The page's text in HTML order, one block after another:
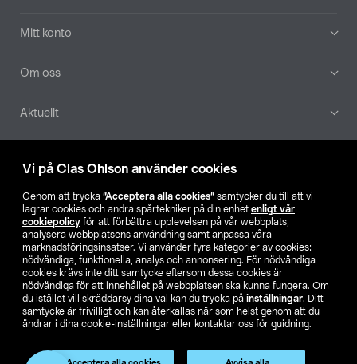
Vi på Clas Ohlson använder cookies
Genom att trycka ”Acceptera alla cookies” samtycker du till att vi
lagrar cookies och andra spårtekniker på din enhet enligt vår
cookiepolicy för att förbättra upplevelsen på vår webbplats,
analysera webbplatsens användning samt anpassa våra
marknadsföringsinsatser. Vi använder fyra kategorier av cookies:
nödvändiga, funktionella, analys och annonsering. För nödvändiga
cookies krävs inte ditt samtycke eftersom dessa cookies är
nödvändiga för att innehållet på webbplatsen ska kunna fungera. Om
du istället vill skräddarsy dina val kan du trycka på inställningar. Ditt
samtycke är frivilligt och kan återkallas när som helst genom att du
ändrar i dina cookie-inställningar eller kontaktar oss för guidning.
Produkten har utgått
Mitt konto
Om oss
Aktuellt
Hitta butik
SE NO FI
Ändra till priser exklusive moms